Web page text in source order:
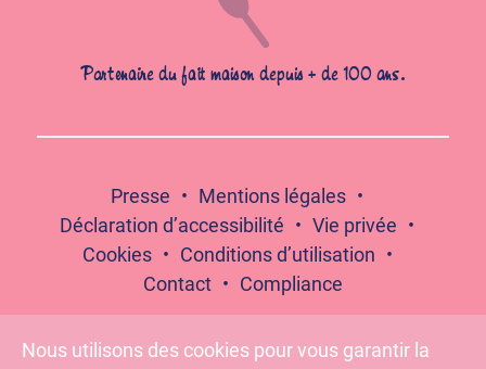
Partenaire du fait maison depuis + de 100 ans.
Presse
Mentions légales
Déclaration d’accessibilité
Vie privée
Cookies
Conditions d’utilisation
Contact
Compliance
Nous utilisons des cookies pour vous garantir la